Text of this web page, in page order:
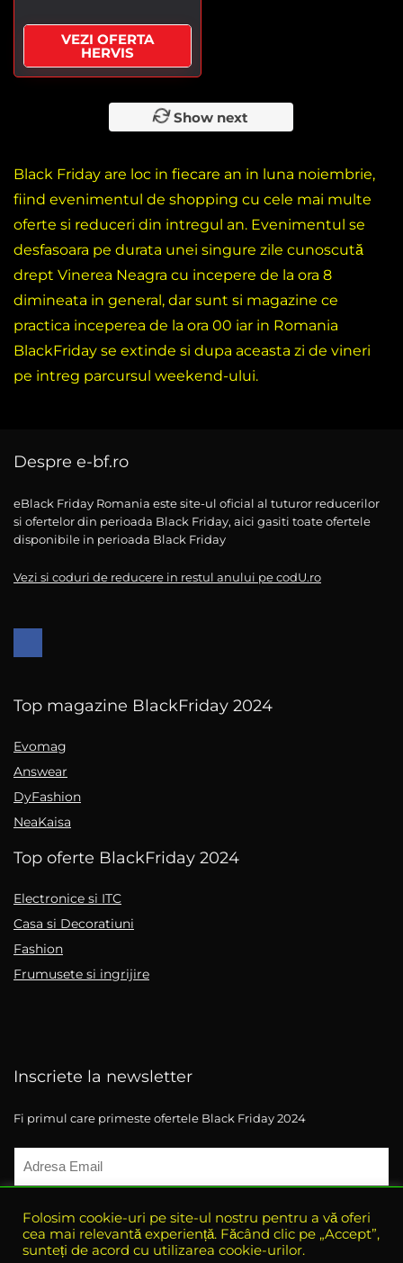
VEZI OFERTA
HERVIS
Show next
Black Friday are loc in fiecare an in luna noiembrie,
fiind evenimentul de shopping cu cele mai multe
oferte si reduceri din intregul an. Evenimentul se
desfasoara pe durata unei singure zile cunoscută
drept Vinerea Neagra cu incepere de la ora 8
dimineata in general, dar sunt si magazine ce
practica inceperea de la ora 00 iar in Romania
BlackFriday se extinde si dupa aceasta zi de vineri
pe intreg parcursul weekend-ului.
Despre e-bf.ro
eBlack Friday Romania este site-ul oficial al tuturor reducerilor
si ofertelor din perioada Black Friday, aici gasiti toate ofertele
disponibile in perioada Black Friday
Vezi si coduri de reducere in restul anului pe codU.ro
Top magazine BlackFriday 2024
Evomag
Answear
DyFashion
NeaKaisa
Top oferte BlackFriday 2024
Electronice si ITC
Casa si Decoratiuni
Fashion
Frumusete si ingrijire
Inscriete la newsletter
Fi primul care primeste ofertele Black Friday 2024
Folosim cookie-uri pe site-ul nostru pentru a vă oferi
cea mai relevantă experiență. Făcând clic pe „Accept”,
sunteți de acord cu utilizarea cookie-urilor.